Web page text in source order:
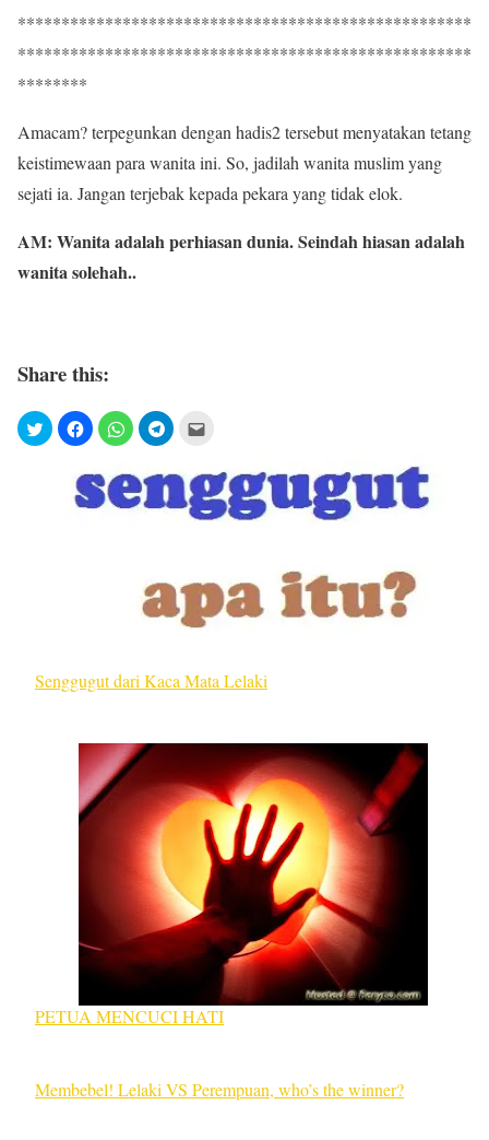
****************************************************
****************************************************
********
Amacam? terpegunkan dengan hadis2 tersebut menyatakan tetang
keistimewaan para wanita ini. So, jadilah wanita muslim yang
sejati ia. Jangan terjebak kepada pekara yang tidak elok.
AM: Wanita adalah perhiasan dunia. Seindah hiasan adalah
wanita solehah..
Share this:
Senggugut dari Kaca Mata Lelaki
PETUA MENCUCI HATI
Membebel! Lelaki VS Perempuan, who’s the winner?